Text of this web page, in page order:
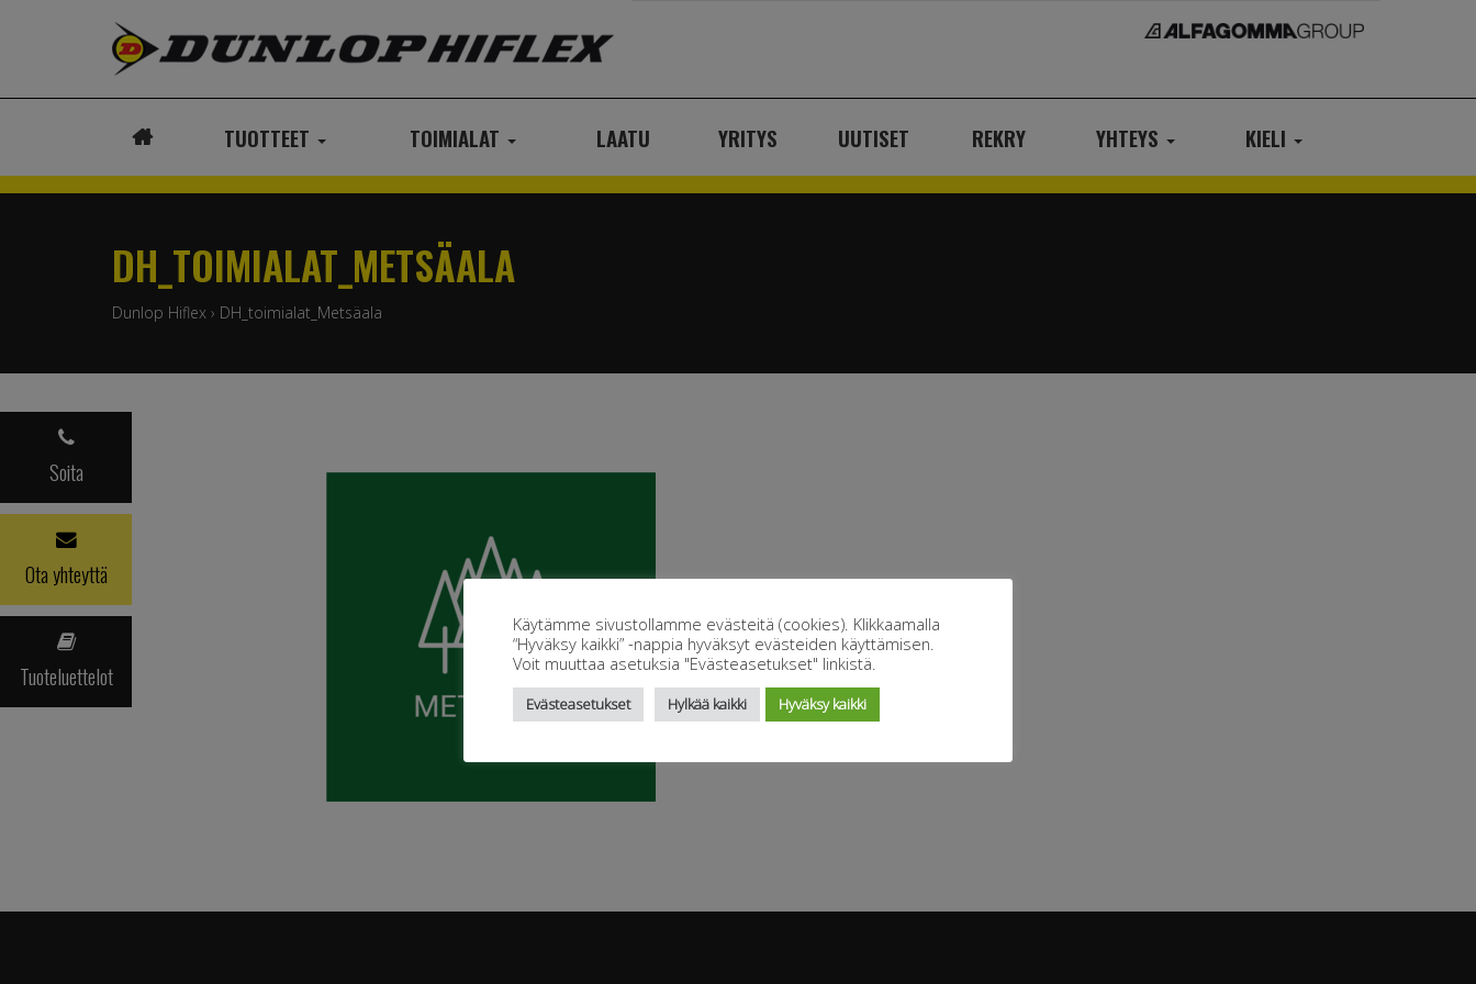
TUOTTEET TOIMIALAT LAATU YRITYS UUTISET REKRY YHTEYS KIELI
Soita
Ota yhteyttä
Tuoteluettelot
DH_TOIMIALAT_METSÄALA
Dunlop Hiflex › DH_toimialat_Metsäala
Käytämme sivustollamme evästeitä (cookies). Klikkaamalla
“Hyväksy kaikki” -nappia hyväksyt evästeiden käyttämisen.
Voit muuttaa asetuksia "Evästeasetukset" linkistä.
Evästeasetukset Hylkää kaikki Hyväksy kaikki